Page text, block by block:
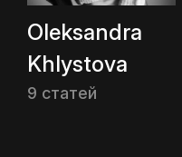
Oleksandra
Khlystova
9 статей